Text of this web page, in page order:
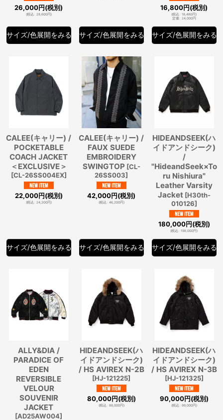
26,000円(税別)
(税込: 28,600円)
サイズ/色展開をみる サイズ/色展開をみる
16,800円(税別)
(税込: 18,480円)
定価 : 24,000円
サイズ/色展開をみる
CALEE(キャリー) /
POCKETABLE
COACH JACKET
＜EXCLUSIVE＞
[CL-26SS004EX]
22,000円(税別)
(税込: 24,200円)
サイズ/色展開をみる
CALEE(キャリー) /
FAUX SUEDE
EMBROIDERY
SWINGTOP [CL-
26SS003]
42,000円(税別)
(税込: 46,200円)
サイズ/色展開をみる
HIDEANDSEEK(ハ
イドアンドシーク)
/
"HideandSeek×To
ru Nishiura"
Leather Varsity
Jacket [H30th-
010126]
180,000円(税別)
(税込: 198,000円)
サイズ/色展開をみる
ALLY&DIA /
PARADICE OF
EDEN
REVERSIBLE
VELOUR
SOUVENIR
JACKET
[AD25AW004]
HIDEANDSEEK(ハ
イドアンドシーク)
/ HS AVIREX N-2B
[HJ-121225]
80,000円(税別)
(税込: 88,000円)
HIDEANDSEEK(ハ
イドアンドシーク)
/ HS AVIREX N-3B
[HJ-121325]
90,000円(税別)
(税込: 99,000円)